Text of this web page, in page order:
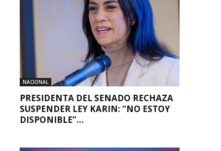
NACIONAL
PRESIDENTA DEL SENADO RECHAZA
SUSPENDER LEY KARIN: “NO ESTOY
DISPONIBLE”...